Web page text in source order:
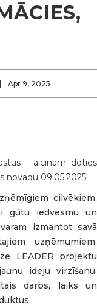
| Apr 9, 2025
- aicinām doties
novadu 09.05.2025
cilvēkiem,
gūtu iedvesmu un
izmantot savā
uzņēmumiem,
LEADER projektu
ideju virzīšanu.
darbs, laiks un